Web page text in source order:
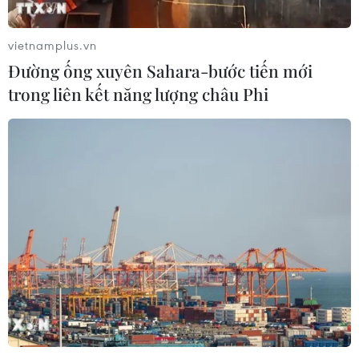
ECB: Thế giới sẽ không trở lại môi trường
lụy từ cuộc khủng hoảng do dịch COVID-19, cũng như
bất ổn về địa chính trị và thực tế này sẽ làm thay đổi thế
giới.
vietnamplus.vn
Đường ống xuyên Sahara-bước tiến mới
trong liên kết năng lượng châu Phi